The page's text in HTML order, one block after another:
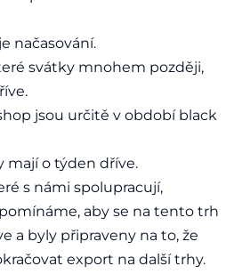
načasování.
svátky mnohem později,
jsou určitě v období black
mají o týden dříve.
s námi spolupracují,
aby se na tento trh
a byly připraveny na to, že
export na další trhy.